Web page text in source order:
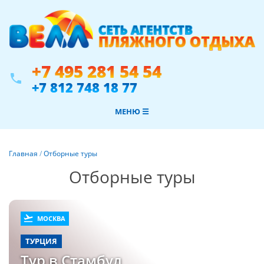
phone +7 495 281 54 54
+7 812 748 18 77
МЕНЮ ☰
Главная /Отборные туры
Отборные туры
flight_takeoff МОСКВА
ТУРЦИЯ